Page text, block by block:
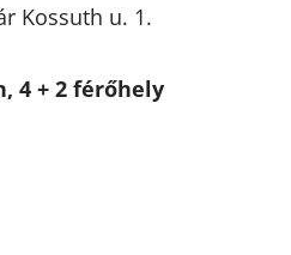
Kossuth u. 1.
4 + 2 férőhely